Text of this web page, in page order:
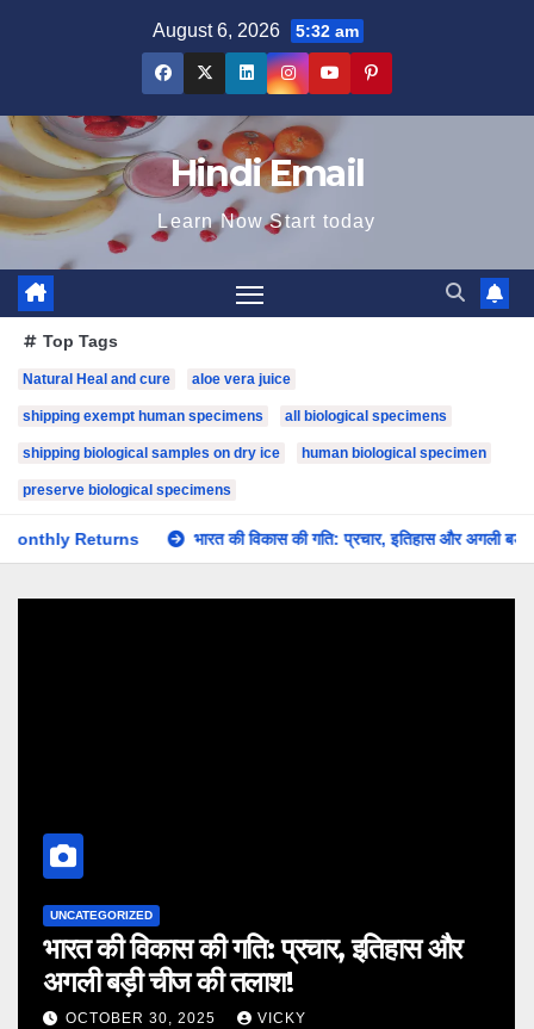
August 6, 2026 5:32 am
Hindi Email
Learn Now Start today
Top Tags
Natural Heal and cure aloe vera juice
shipping exempt human specimens all biological specimens
shipping biological samples on dry ice human biological specimen
preserve biological specimens
भारत की विकास की गति: प्रचार, इतिहास और अगली बड़ी चीज की तलाश!
UNCATEGORIZED
भारत की विकास की गति: प्रचार, इतिहास और
अगली बड़ी चीज की तलाश!
OCTOBER 30, 2025 VICKY